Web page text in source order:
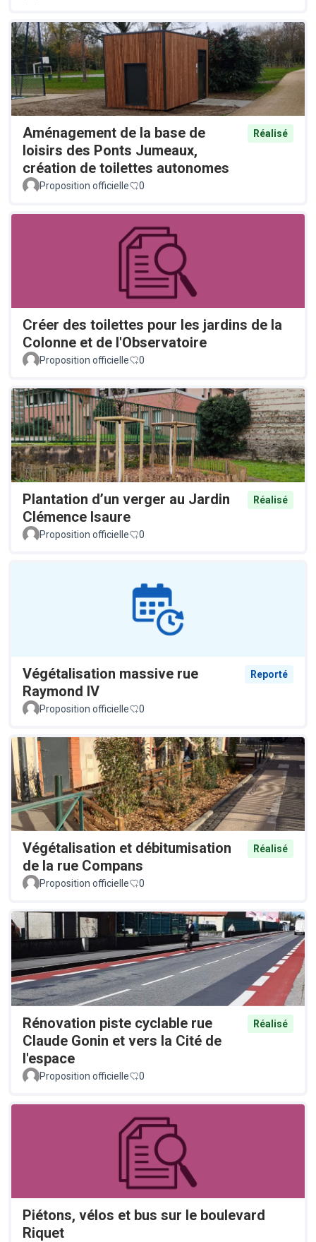
Aménagement de la base de
loisirs des Ponts Jumeaux,
création de toilettes autonomes
Réalisé
Proposition officielle 0
Créer des toilettes pour les jardins de la
Colonne et de l'Observatoire
Proposition officielle 0
Plantation d’un verger au Jardin
Clémence Isaure
Réalisé
Proposition officielle 0
Végétalisation massive rue
Raymond IV
Reporté
Proposition officielle 0
Végétalisation et débitumisation
de la rue Compans
Réalisé
Proposition officielle 0
Rénovation piste cyclable rue
Claude Gonin et vers la Cité de
l'espace
Réalisé
Proposition officielle 0
Piétons, vélos et bus sur le boulevard
Riquet